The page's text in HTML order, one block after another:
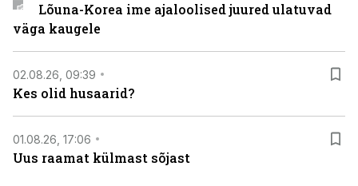
Lõuna-Korea ime ajaloolised juured ulatuvad
väga kaugele
02.08.26, 09:39
Kes olid husaarid?
01.08.26, 17:06
Uus raamat külmast sõjast